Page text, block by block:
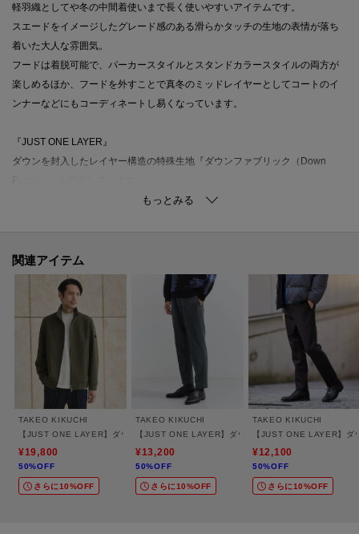
軽羽織としてや冬の中間着使いまで長く使いやすいアイテムです。
スエードをイメージしたグレード感のある滑らかタッチの生地の表情が落ち
着いた大人な雰囲気。
フードは着脱可能で、パーカースタイルとスタンドカラースタイルの両方が
楽しめるほか、フードを外すことで真冬のミッドレイヤーとしてコートのイ
ンナーなどにもコーディネートし易くなっています。
『JUST ONE LAYER』
ダウンを封入したレイヤー構造の特殊生地『ダウンファブリック（Down
ダウンが絡み合うことで空気を含み外気の影響を軽減し、暖房の効いた室内
・透湿性．．．湿気を逃し内部の蒸れを軽減します。
・ストレッチ性．．．伸縮性があり快適。
・ピリングしにくい．．．毛玉になりにくくなっています。
・マシンウォッシャブル．．．家庭での洗濯が可能です。
・洗濯シワ軽減．．．洗濯後のシワが付きにくい素材です。
【仕様】
・ポケット数：横×2
・裏地なし
※照明の関係により、実際よりも色味が違って見える場合があります。ま
た、パソコン・スマートフォンなどの環境により、若干製品と画像のカラー
関連アイテム
TAKEO KIKUCHI
【JUST ONE LAYER】ダウンファブリック ジップアップ リブ ブルゾン
¥19,800
50%OFF
さらに10%OFF
TAKEO KIKUCHI
【JUST ONE LAYER】ダウンファブリック ポンチ スリ
¥13,200
50%OFF
さらに10%OFF
TAKEO KIKUCHI
【JUST ONE LAYER】ダ
¥12,100
50%OFF
さらに10%OFF